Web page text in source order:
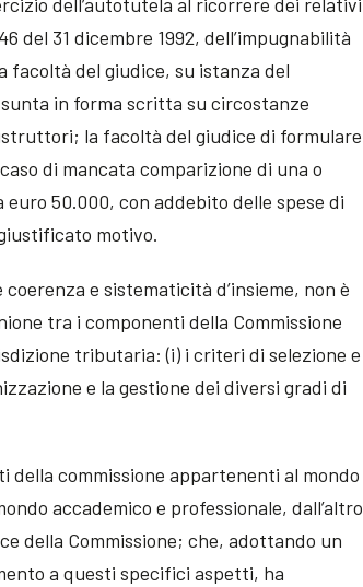
del 31 dicembre 1992, dell’impugnabilità
del giudice, su istanza del
in forma scritta su circostanze
la facoltà del giudice di formulare
di mancata comparizione di una o
50.000, con addebito delle spese di
motivo.
e sistematicità d’insieme, non è
tra i componenti della Commissione
tributaria: (i) i criteri di selezione e
e la gestione dei diversi gradi di
della commissione appartenenti al mondo
accademico e professionale, dall’altro
della Commissione; che, adottando un
a questi specifici aspetti, ha